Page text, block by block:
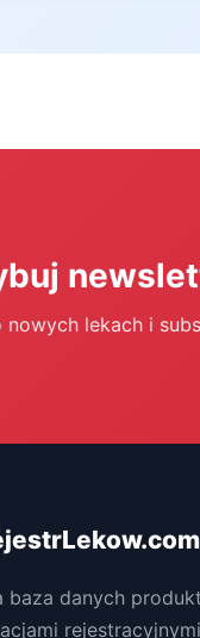
nowych lekach i
baza danych